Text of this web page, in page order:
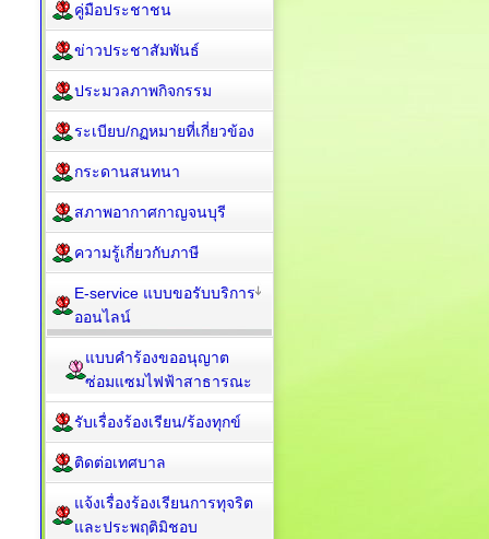
คู่มือประชาชน
ข่าวประชาสัมพันธ์
ประมวลภาพกิจกรรม
ระเบียบ/กฏหมายที่เกี่ยวข้อง
กระดานสนทนา
สภาพอากาศกาญจนบุรี
ความรู้เกี่ยวกับภาษี
E-service แบบขอรับบริการ
ออนไลน์
แบบคำร้องขออนุญาต
ซ่อมแซมไฟฟ้าสาธารณะ
รับเรื่องร้องเรียน/ร้องทุกข์
ติดต่อเทศบาล
แจ้งเรื่องร้องเรียนการทุจริต
และประพฤติมิชอบ